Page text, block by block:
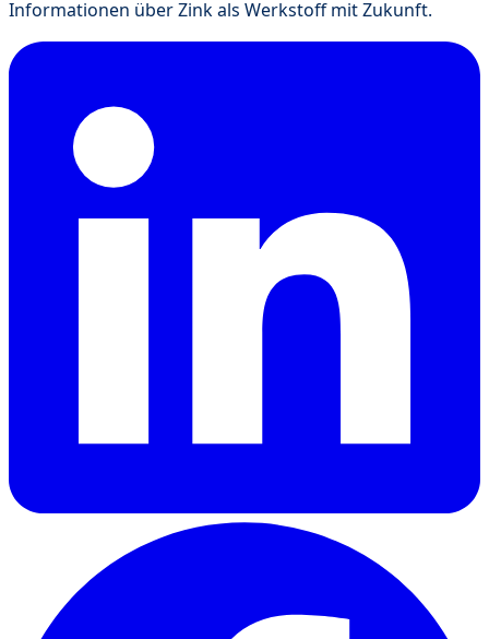
Informationen über Zink als Werkstoff mit Zukunft.